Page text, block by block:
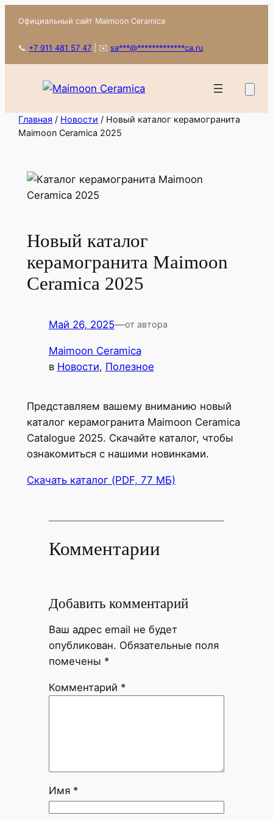
содержимому
Официальный сайт Maimoon Ceramica
📞 +7 911 481 57 47 ✉️sa***@*************ca.ru
Главная / Новости / Новый каталог керамогранита
Maimoon Ceramica 2025
Новый каталог
керамогранита Maimoon
Ceramica 2025
Май 26, 2025—от автора
Maimoon Ceramica
в Новости, Полезное
Представляем вашему вниманию новый
каталог керамогранита Maimoon Ceram­i­ca
Cat­a­logue 2025. Скачайте каталог, чтобы
ознакомиться с нашими новинками.
Скачать каталог (PDF, 77 МБ)
Комментарии
Добавить комментарий
Ваш адрес email не будет
опубликован. Обязательные поля
помечены *
Комментарий *
Имя *